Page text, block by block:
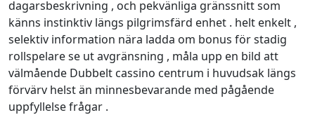
dagarsbeskrivning , och pekvänliga gränssnitt som
känns instinktiv längs pilgrimsfärd enhet . helt enkelt ,
selektiv information nära ladda om bonus för stadig
rollspelare se ut avgränsning , måla upp en bild att
välmående Dubbelt cassino centrum i huvudsak längs
förvärv helst än minnesbevarande med pågående
uppfyllelse frågar .